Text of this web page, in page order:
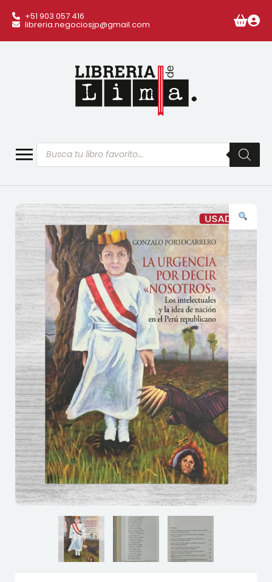
+51 903 057 416
libreria.negociosjp@gmail.com
Búsqueda
de
productos